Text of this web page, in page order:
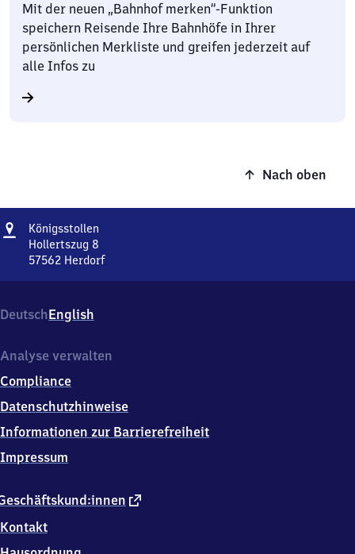
Mit der neuen „Bahnhof merken“-Funktion
speichern Reisende Ihre Bahnhöfe in Ihrer
persönlichen Merkliste und greifen jederzeit auf
alle Infos zu
Nach oben
Adresse
Königsstollen
Hollertszug 8
57562 Herdorf
8,
5
5
2
Herdorf
DeutschEnglish
externer
Kontakt
Analyse verwalten
Compliance
Datenschutzhinweise
Informationen zur Barrierefreiheit
Impressum